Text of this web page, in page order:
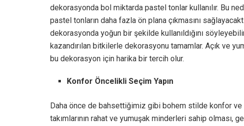
dekorasyonda bol miktarda pastel tonlar kullanılır. Bu
pastel tonların daha fazla ön plana çıkmasını
dekorasyonda yoğun bir şekilde kullanıldığını
kazandırılan bitkilerle dekorasyonu tamamlar. Açık ve
bu dekorasyon için harika bir tercih olur.
Konfor Öncelikli Seçim Yapın
Daha önce de bahsettiğimiz gibi bohem stilde konfor ve
takımlarının rahat ve yumuşak minderleri sahip olması,